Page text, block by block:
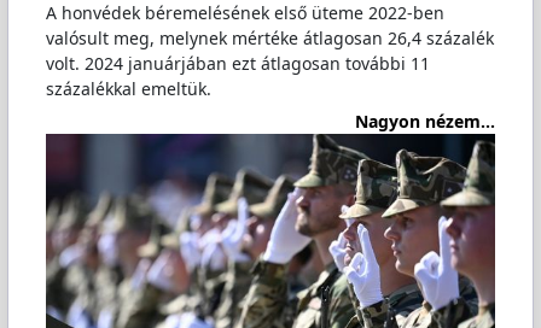
A honvédek béremelésének első üteme 2022-ben
valósult meg, melynek mértéke átlagosan 26,4 százalék
volt. 2024 januárjában ezt átlagosan további 11
százalékkal emeltük.
Nagyon nézem...